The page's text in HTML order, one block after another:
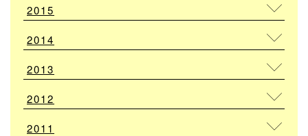
2015
2014
2013
2012
2011